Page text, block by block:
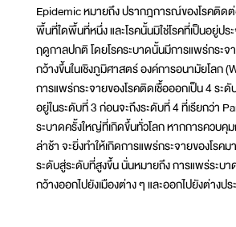
Epidemic หมายถึง ปรากฎการณ์ของโรคติด
พื้นที่ใดพื้นที่หนึ่ง และโรคนั้นมิใช่โรคที่เป็นอยู่ปร
ฤดูกาลปกติ โดยโรคระบาดนั้นมีการแพร่กระจา
กว้างขึ้นในเชิงภูมิศาสตร์ องค์การอนามัยโลก
การแพร่กระจายของโรคติดเชื้อออกเป็น 4 ระ
อยู่ในระดับที่ 3 ก่อนจะถึงระดับที่ 4 ที่เรียกว่า
ระบาดครั้งใหญ่ที่เกิดขึ้นทั่วโลก หากการควบคุ
ล่าช้า จะยิ่งทำให้เกิดการแพร่กระจายของโรค
ระดับสู่ระดับที่สูงขึ้น นั่นหมายถึง การแพร่ระบา
กว้างออกไปยังเมืองต่าง ๆ และออกไปยังต่างปร